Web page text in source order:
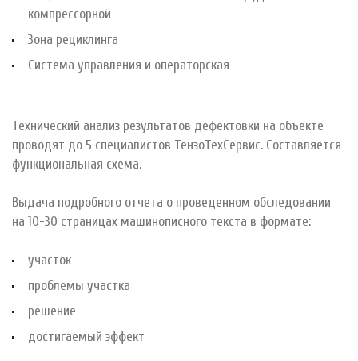
компрессорной
Зона рециклинга
Система управления и операторская
Технический анализ результатов дефектовки на объекте
проводят до 5 специалистов ТензоТехСервис. Составляется
функциональная схема.
Выдача подробного отчета о проведенном обследовании
на 10-30 страницах машинописного текста в формате:
участок
проблемы участка
решение
достигаемый эффект